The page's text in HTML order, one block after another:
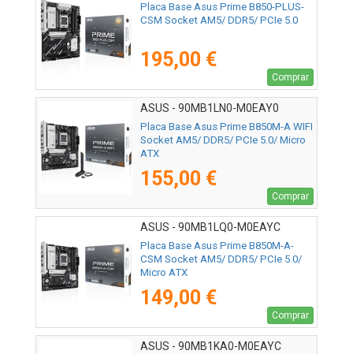
Placa Base Asus Prime B850-PLUS-
CSM Socket AM5/ DDR5/ PCIe 5.0
195,00 €
Comprar
ASUS - 90MB1LN0-M0EAY0
Placa Base Asus Prime B850M-A WIFI
Socket AM5/ DDR5/ PCIe 5.0/ Micro
ATX
155,00 €
Comprar
ASUS - 90MB1LQ0-M0EAYC
Placa Base Asus Prime B850M-A-
CSM Socket AM5/ DDR5/ PCIe 5.0/
Micro ATX
149,00 €
Comprar
ASUS - 90MB1KA0-M0EAYC